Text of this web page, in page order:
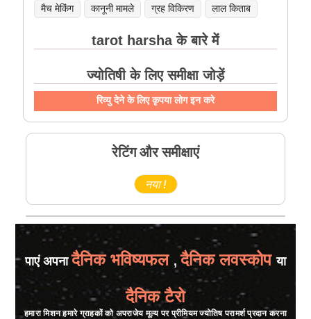
मैच मेकिंग
कानूनी मामले ग्रह विकिरण लाल किताब
tarot harsha के बारे में
ज्योतिषी के लिए समीक्षा जोड़ें
रिव्यु देने के लिए कृपया लोग इन करे
रेटिंग और समीक्षाएं
नया !
पाएं अपनादैनिक भविष्यफल , दैनिक लवस्कोपया
दैनिक टैरो
हमारा मिशन हमारे ग्राहकों को अपराजेय मूल्य पर प्रीमियम ज्योतिष परामर्श प्रदान करना